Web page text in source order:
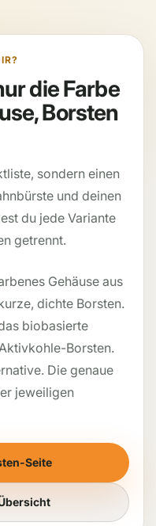
die Farbe
Borsten
sondern einen
und deinen
du jede Variante
getrennt.
Gehäuse aus
dichte Borsten.
biobasierte
Borsten.
Die genaue
jeweiligen
Seite